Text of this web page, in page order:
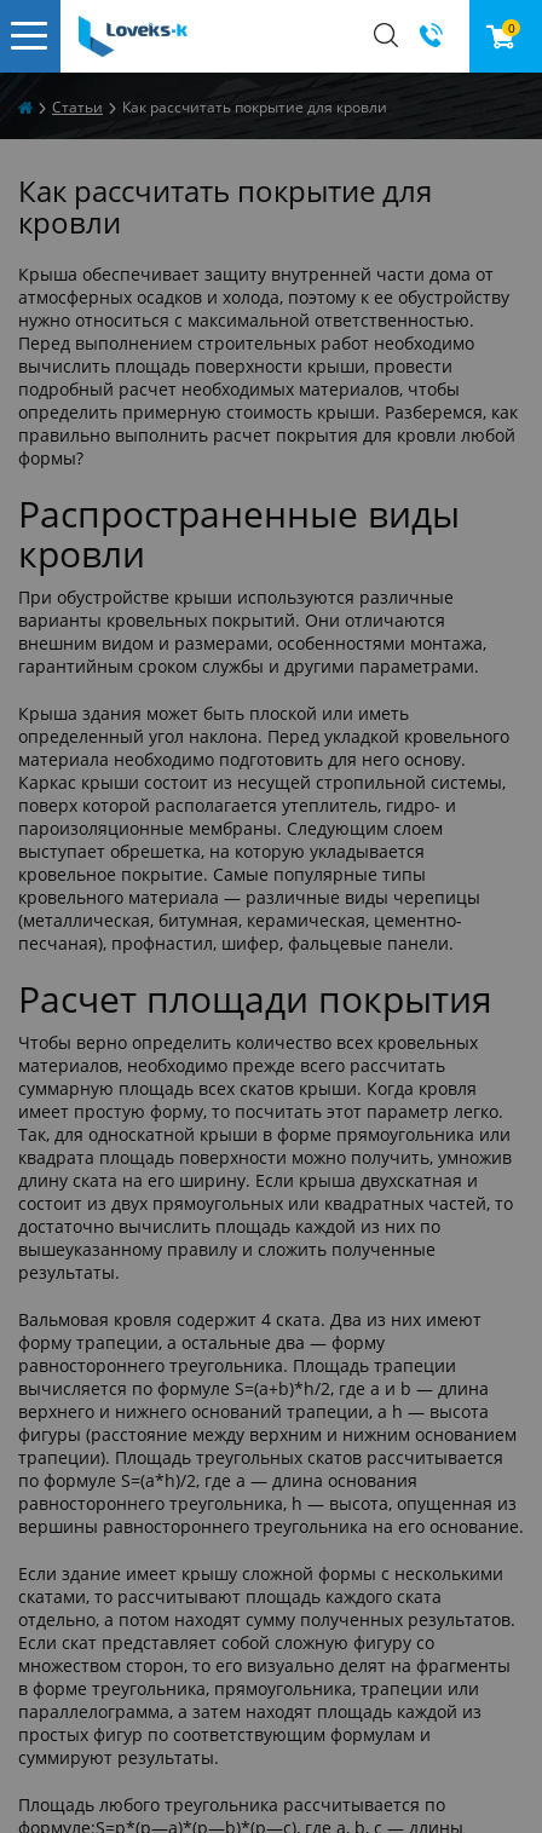
0
Статьи Как рассчитать покрытие для кровли
Как рассчитать покрытие для
кровли
Крыша обеспечивает защиту внутренней части дома от
атмосферных осадков и холода, поэтому к ее обустройству
нужно относиться с максимальной ответственностью.
Перед выполнением строительных работ необходимо
вычислить площадь поверхности крыши, провести
подробный расчет необходимых материалов, чтобы
определить примерную стоимость крыши. Разберемся, как
правильно выполнить расчет покрытия для кровли любой
формы?
Распространенные виды
кровли
При обустройстве крыши используются различные
варианты кровельных покрытий. Они отличаются
внешним видом и размерами, особенностями монтажа,
гарантийным сроком службы и другими параметрами.
Крыша здания может быть плоской или иметь
определенный угол наклона. Перед укладкой кровельного
материала необходимо подготовить для него основу.
Каркас крыши состоит из несущей стропильной системы,
поверх которой располагается утеплитель, гидро- и
пароизоляционные мембраны. Следующим слоем
выступает обрешетка, на которую укладывается
кровельное покрытие. Самые популярные типы
кровельного материала — различные виды черепицы
(металлическая, битумная, керамическая, цементно-
песчаная), профнастил, шифер, фальцевые панели.
Расчет площади покрытия
Чтобы верно определить количество всех кровельных
материалов, необходимо прежде всего рассчитать
суммарную площадь всех скатов крыши. Когда кровля
имеет простую форму, то посчитать этот параметр легко.
Так, для односкатной крыши в форме прямоугольника или
квадрата площадь поверхности можно получить, умножив
длину ската на его ширину. Если крыша двухскатная и
состоит из двух прямоугольных или квадратных частей, то
достаточно вычислить площадь каждой из них по
вышеуказанному правилу и сложить полученные
результаты.
Вальмовая кровля содержит 4 ската. Два из них имеют
форму трапеции, а остальные два — форму
равностороннего треугольника. Площадь трапеции
вычисляется по формуле S=(a+b)*h/2, где a и b — длина
верхнего и нижнего оснований трапеции, а h — высота
фигуры (расстояние между верхним и нижним основанием
трапеции). Площадь треугольных скатов рассчитывается
по формуле S=(a*h)/2, где a — длина основания
равностороннего треугольника, h — высота, опущенная из
вершины равностороннего треугольника на его основание.
Если здание имеет крышу сложной формы с несколькими
скатами, то рассчитывают площадь каждого ската
отдельно, а потом находят сумму полученных результатов.
Если скат представляет собой сложную фигуру со
множеством сторон, то его визуально делят на фрагменты
в форме треугольника, прямоугольника, трапеции или
параллелограмма, а затем находят площадь каждой из
простых фигур по соответствующим формулам и
суммируют результаты.
Площадь любого треугольника рассчитывается по
формуле:S=p*(p—a)*(p—b)*(p—c), где a, b, c — длины